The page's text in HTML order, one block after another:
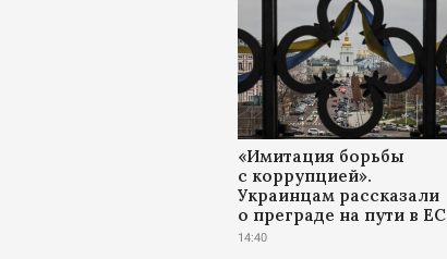
«Имитация борьбы
с коррупцией».
Украинцам рассказали
о преграде на пути в ЕС
14:40